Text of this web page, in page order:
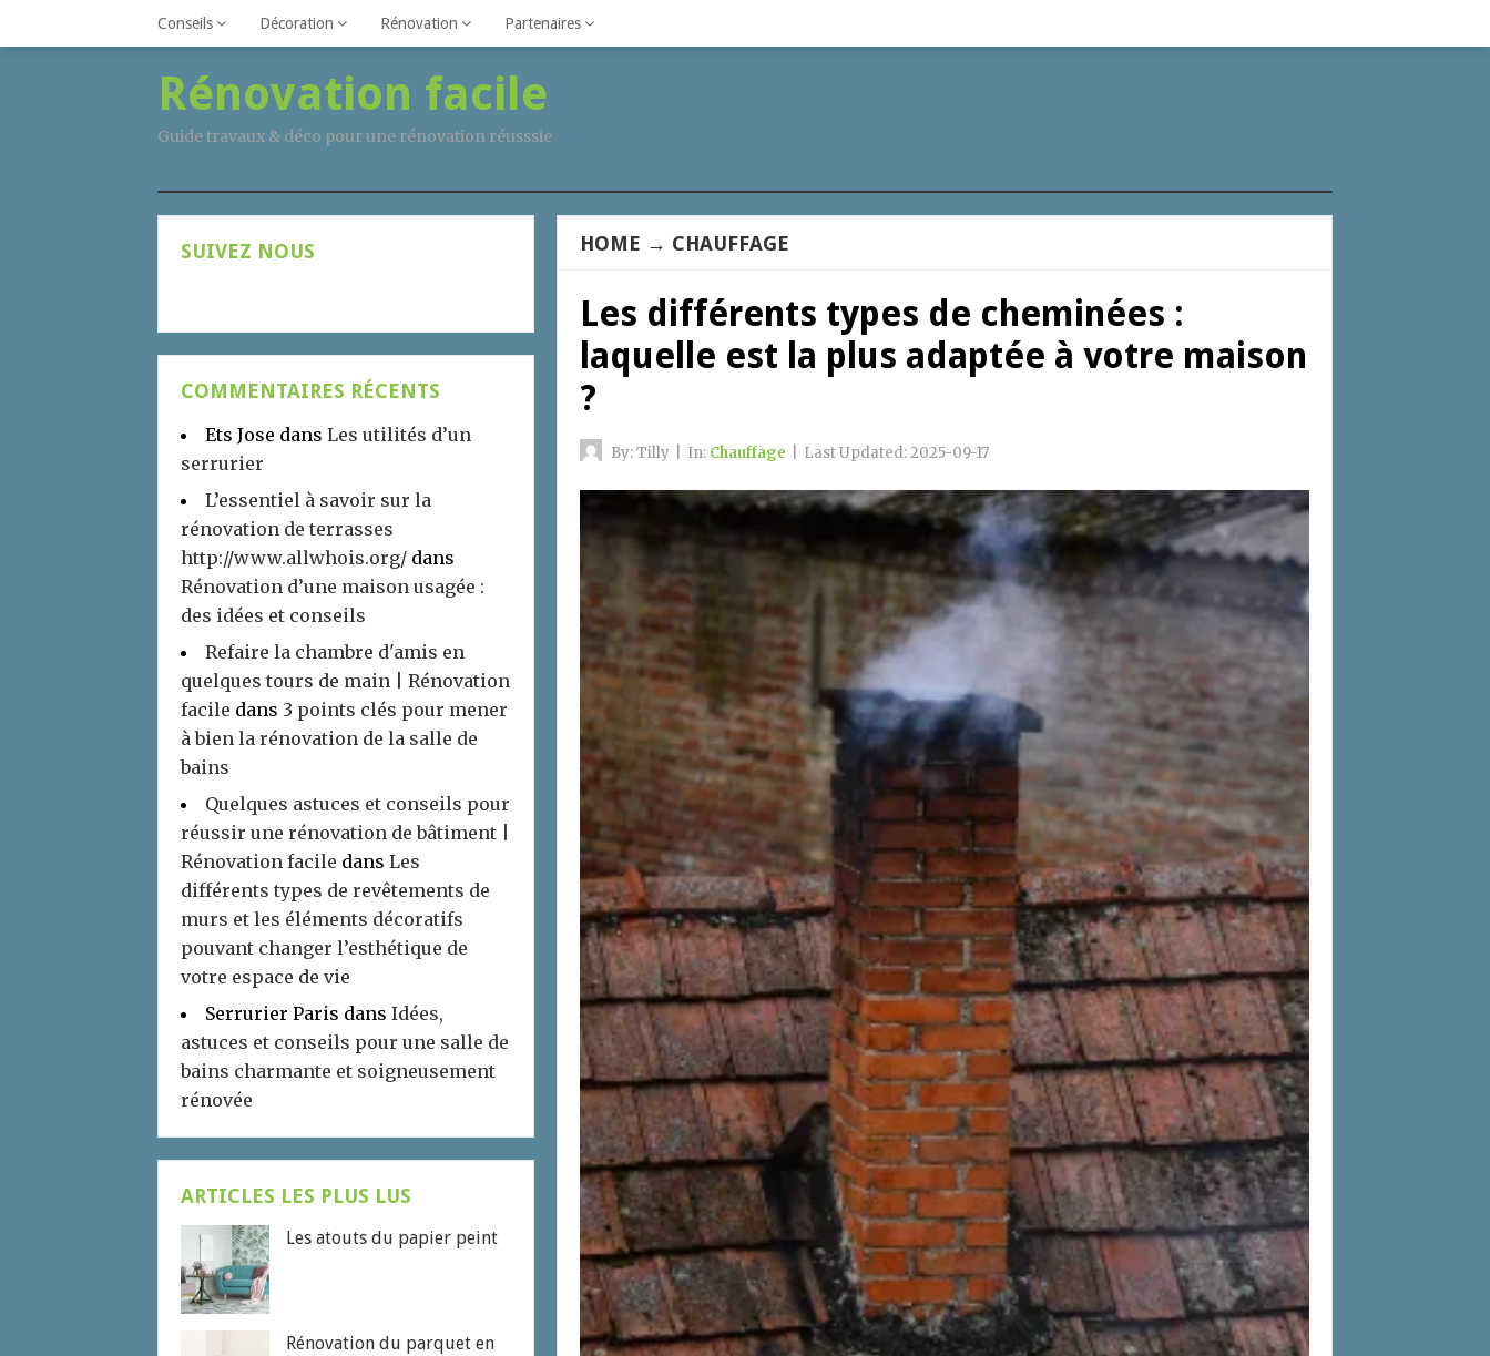
Conseils Décoration Rénovation Partenaires
Rénovation facile
Guide travaux & déco pour une rénovation réusssie
HOME → CHAUFFAGE
Les différents types de cheminées :
laquelle est la plus adaptée à votre maison
?
By:Tilly In: Chauffage Last Updated:2025-09-17
SUIVEZ NOUS
COMMENTAIRES RÉCENTS
Ets Jose dans Les utilités d’un
serrurier
L’essentiel à savoir sur la
rénovation de terrasses
http://www.allwhois.org/ dans
Rénovation d’une maison usagée :
des idées et conseils
Refaire la chambre d'amis en
quelques tours de main | Rénovation
facile dans 3 points clés pour mener
à bien la rénovation de la salle de
bains
Quelques astuces et conseils pour
réussir une rénovation de bâtiment |
Rénovation facile dans Les
différents types de revêtements de
murs et les éléments décoratifs
pouvant changer l’esthétique de
votre espace de vie
Serrurier Paris dans Idées,
astuces et conseils pour une salle de
bains charmante et soigneusement
rénovée
ARTICLES LES PLUS LUS
Les atouts du papier peint
Rénovation du parquet en